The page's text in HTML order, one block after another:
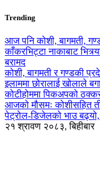
Trending
आज पनि कोशी, बागमती,
काँकरभिट्टा नाकाबाट
बरामद
कोशी, बागमती र गण्डकी
इलाममा छोरालाई खोलाले
कोटीहोममा पिकअपको
आजको मौसमः कोशीसहित
पेट्रोल-डिजेलको भाउ
२१ श्रावण २०८३, बिहीबार